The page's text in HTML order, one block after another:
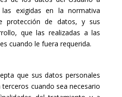
exigidas en la normativa
protección de datos, y sus
que las realizadas a las
cuando le fuera requerida.
que sus datos personales
cuando sea necesario